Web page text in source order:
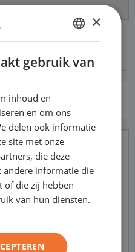
inruilen
DUTCH
ENGLISH
×
gebruik van
inhoud en
en om ons
delen ook informatie
site met onze
die deze
andere informatie die
of die zij hebben
van hun diensten.